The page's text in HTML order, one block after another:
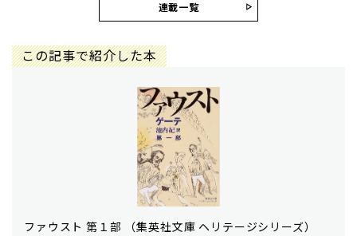
連載一覧
この記事で紹介した本
ファウスト 第１部 （集英社文庫 ヘリテージシリーズ）